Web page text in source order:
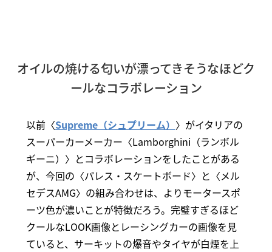
オイルの焼ける匂いが漂ってきそうなほどク
ールなコラボレーション
以前〈Supreme（シュプリーム） 〉がイタリアの
スーパーカーメーカー〈Lamborghini（ランボル
ギーニ）〉とコラボレーションをしたことがある
が、今回の〈パレス・スケートボード〉と〈メル
セデスAMG〉の組み合わせは、よりモータースポ
ーツ色が濃いことが特徴だろう。完璧すぎるほど
クールなLOOK画像とレーシングカーの画像を見
ていると、サーキットの爆音やタイヤが白煙を上